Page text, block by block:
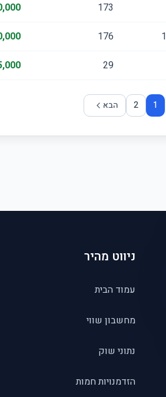
173
176
29
1
2 הבא
ניווט מהיר
עמוד הבית
מחשבון שווי
נתוני שוק
הזדמנויות חמות